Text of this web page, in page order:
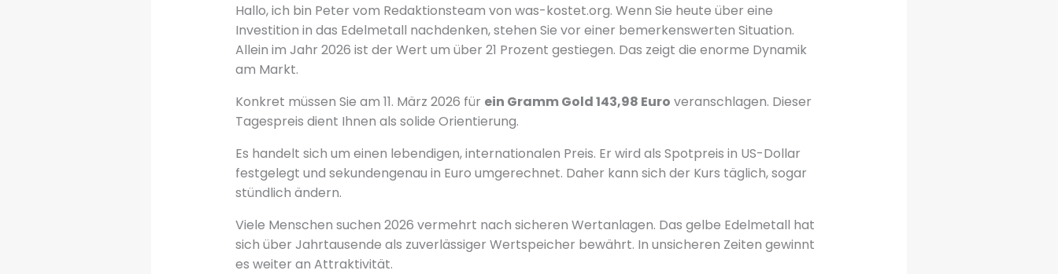
Hallo, ich bin Peter vom Redaktionsteam von was-kostet.org. Wenn Sie heute über eine
Investition in das Edelmetall nachdenken, stehen Sie vor einer bemerkenswerten Situation.
Allein im Jahr 2026 ist der Wert um über 21 Prozent gestiegen. Das zeigt die enorme Dynamik
am Markt.
Konkret müssen Sie am 11. März 2026 für ein Gramm Gold 143,98 Euro veranschlagen. Dieser
Tagespreis dient Ihnen als solide Orientierung.
Es handelt sich um einen lebendigen, internationalen Preis. Er wird als Spotpreis in US-Dollar
festgelegt und sekundengenau in Euro umgerechnet. Daher kann sich der Kurs täglich, sogar
stündlich ändern.
Viele Menschen suchen 2026 vermehrt nach sicheren Wertanlagen. Das gelbe Edelmetall hat
sich über Jahrtausende als zuverlässiger Wertspeicher bewährt. In unsicheren Zeiten gewinnt
es weiter an Attraktivität.